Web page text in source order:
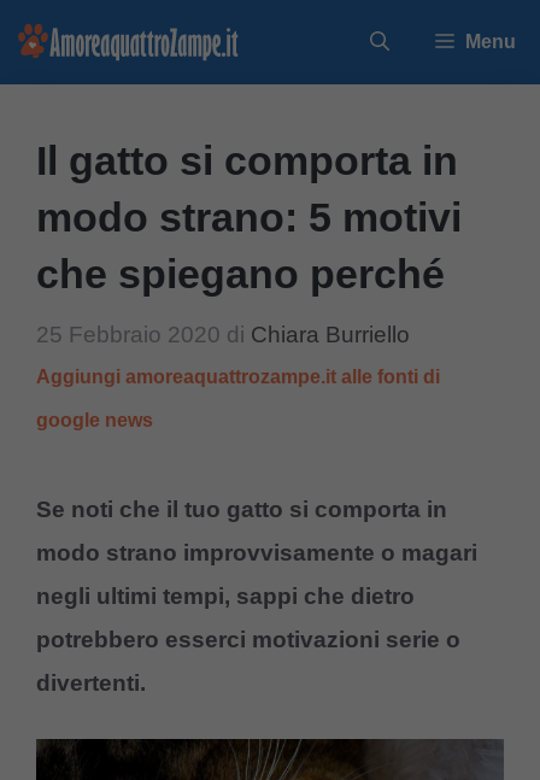
Vai
Menu
Il gatto si comporta in
modo strano: 5 motivi
che spiegano perché
25 Febbraio 2020 di Chiara Burriello
Aggiungi amoreaquattrozampe.it alle fonti di
google news
Se noti che il tuo gatto si comporta in
modo strano improvvisamente o magari
negli ultimi tempi, sappi che dietro
potrebbero esserci motivazioni serie o
divertenti.